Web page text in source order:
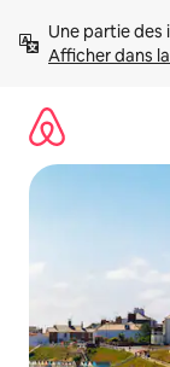
directement
Afficher dans